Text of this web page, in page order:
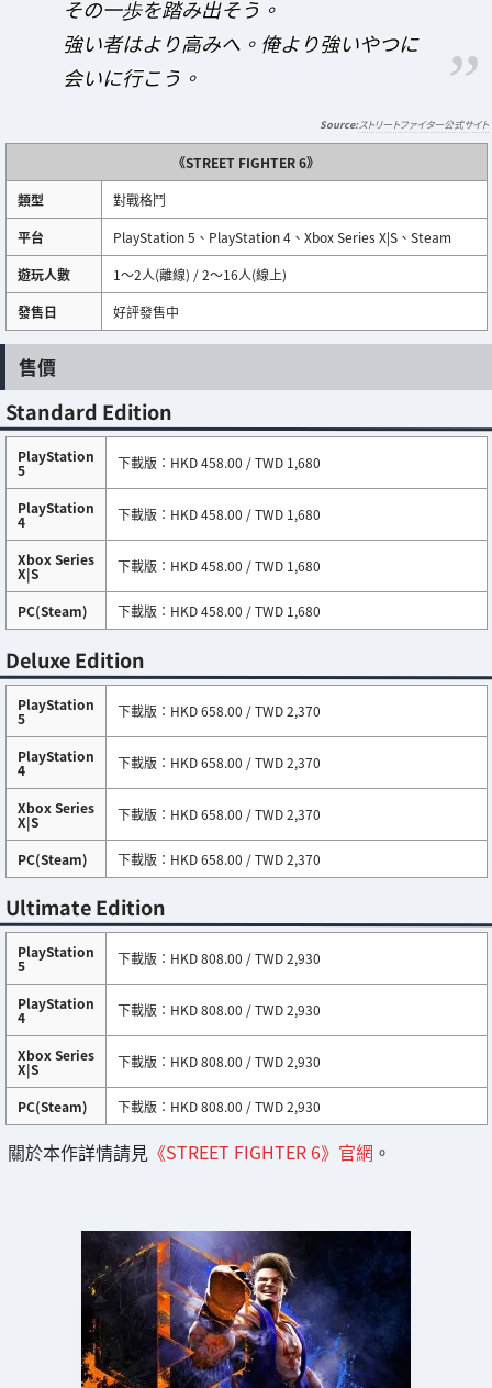
その一歩を踏み出そう。
強い者はより高みへ。俺より強いやつに
会いに行こう。
ストリートファイター公式サイト
《STREET FIGHTER 6》
類型
對戰格鬥
平台
PlayStation 5、PlayStation 4、Xbox Series X|S、Steam
遊玩人數
1～2人(離線) / 2～16人(線上)
發售日
好評發售中
售價
Standard Edition
PlayStation
5 下載版：HKD 458.00 / TWD 1,680
PlayStation
4 下載版：HKD 458.00 / TWD 1,680
Xbox Series
X|S 下載版：HKD 458.00 / TWD 1,680
PC(Steam) 下載版：HKD 458.00 / TWD 1,680
Deluxe Edition
PlayStation
5 下載版：HKD 658.00 / TWD 2,370
PlayStation
4 下載版：HKD 658.00 / TWD 2,370
Xbox Series
X|S 下載版：HKD 658.00 / TWD 2,370
PC(Steam) 下載版：HKD 658.00 / TWD 2,370
Ultimate Edition
PlayStation
5 下載版：HKD 808.00 / TWD 2,930
PlayStation
4 下載版：HKD 808.00 / TWD 2,930
Xbox Series
X|S 下載版：HKD 808.00 / TWD 2,930
PC(Steam) 下載版：HKD 808.00 / TWD 2,930
關於本作詳情請見 《STREET FIGHTER 6》官網 。